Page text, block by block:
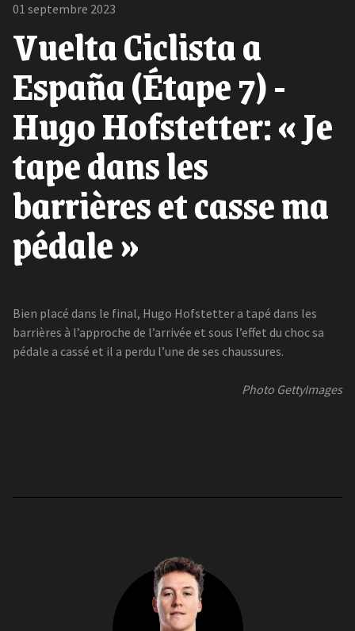
01 septembre 2023
Vuelta Ciclista a
España (Étape 7) -
Hugo Hofstetter: « Je
tape dans les
barrières et casse ma
pédale »
Bien placé dans le final, Hugo Hofstetter a tapé dans les
barrières à l’approche de l’arrivée et sous l’effet du choc sa
pédale a cassé et il a perdu l’une de ses chaussures.
Photo GettyImages